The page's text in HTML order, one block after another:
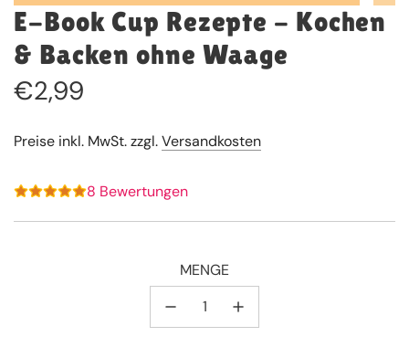
E-Book Cup Rezepte - Kochen
& Backen ohne Waage
Regulärer
Preis
€2,99
Preise inkl. MwSt. zzgl.Versandkosten
8 Bewertungen
MENGE